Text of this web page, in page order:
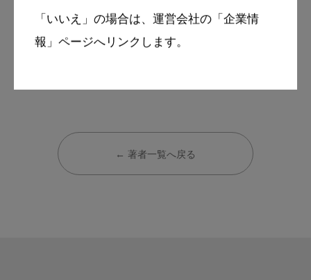
「いいえ」の場合は、運営会社の「企業情
報」ページへリンクします。
スマイル＋アーカイブ
歯科と薬 生薬
← 著者一覧へ戻る